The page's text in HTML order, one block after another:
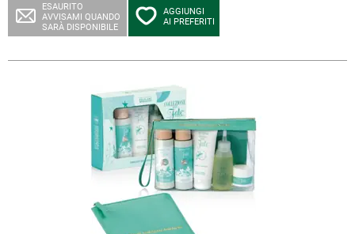
ESAURITO
AVVISAMI QUANDO
SARÀ DISPONIBILE
AGGIUNGI
AI PREFERITI